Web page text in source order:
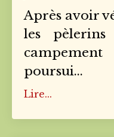
Après avoir
les
poursui...
Lire...